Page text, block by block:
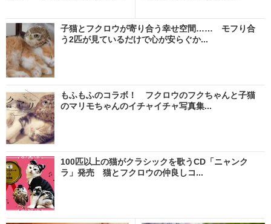
子猫とフクロウが寄り合う幸せ空間…… モフり合
う2匹が見ているだけで心が安らぐか...
もふもふのコラボ！ フクロウのフクちゃんと子猫
のマリモちゃんのイチャイチャ写真集...
100匹以上の猫がクラシックを歌うCD「ニャンク
ラ」発売 猫とフクロウの仲良しコ...